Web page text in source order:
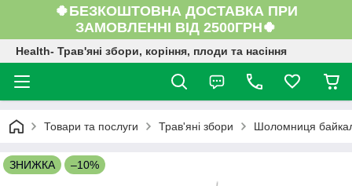
🍀БЕЗКОШТОВНА ДОСТАВКА ПРИ
ЗАМОВЛЕННІ ВІД 2500ГРН🍀
Health- Трав'яні збори, коріння, плоди та насіння
Товари та послуги Трав'яні збори Шоломниця
ЗНИЖКА –10%